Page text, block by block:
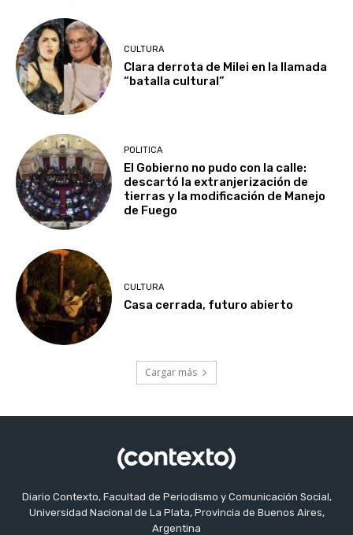
CULTURA
Clara derrota de Milei en la llamada
“batalla cultural”
POLITICA
El Gobierno no pudo con la calle:
descartó la extranjerización de
tierras y la modificación de Manejo
de Fuego
CULTURA
Casa cerrada, futuro abierto
Cargar más
Diario Contexto, Facultad de Periodismo y Comunicación Social,
Universidad Nacional de La Plata, Provincia de Buenos Aires,
Argentina